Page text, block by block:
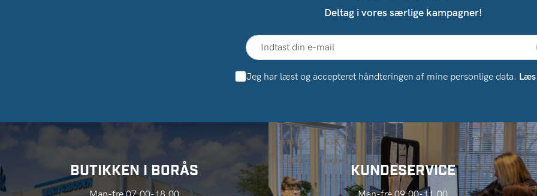
Deltag i vores særlige kampagner!
Jeg har læst og accepteret håndteringen af ​​mine personlige data.
BUTIKKEN I BORÅS KUNDESERVICE